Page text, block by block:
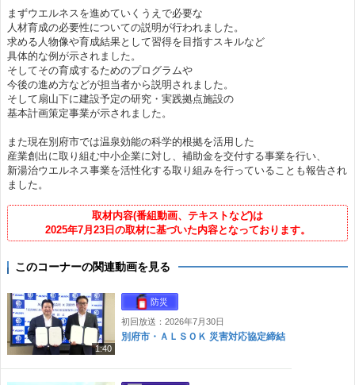
まずウエルネスを進めていくうえで必要な
人材育成の必要性についての説明が行われました。
求める人物像や育成結果として習得を目指すスキルなど
具体的な例が示されました。
そしてその育成するためのプログラムや
今後の進め方などが担当者から説明されました。
そして扇山下に建設予定の研究・実践拠点施設の
基本計画策定事業が示されました。
また現在別府市では温泉効能の科学的根拠を活用した
産業創出に取り組む中小企業に対し、補助金を交付する事業を行い、
新湯治ウエルネス事業を活性化する取り組みを行っていることも報告され
ました。
取材内容(番組動画、テキストなど)は
2025年7月23日の取材に基づいた内容となっております。
このコーナーの関連動画を見る
1:40
防災
初回放送：2026年7月30日
別府市・ＡＬＳＯＫ 災害対応協定締結